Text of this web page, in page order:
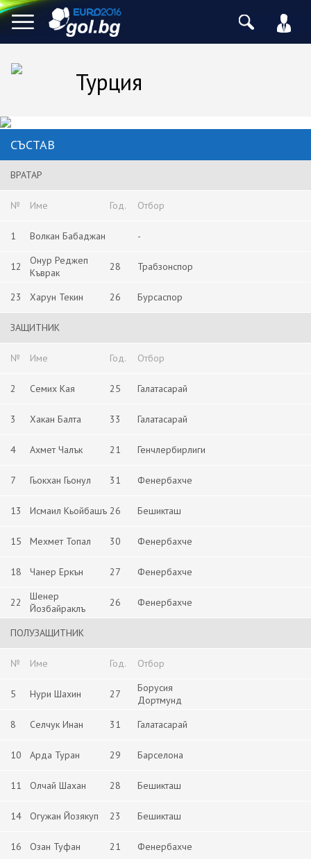
Турция
СЪСТАВ
ВРАТАР
№ Име Год. Отбор
1 Волкан Бабаджан -
12
Онур Реджеп
Къврак
28 Трабзонспор
23 Харун Текин 26 Бурсаспор
ЗАЩИТНИК
№ Име Год. Отбор
2 Семих Кая 25 Галатасарай
3 Хакан Балта 33 Галатасарай
4 Ахмет Чалък 21 Генчлербирлиги
7 Гьокхан Гьонул 31 Фенербахче
13 Исмаил Кьойбашъ 26 Бешикташ
15 Мехмет Топал 30 Фенербахче
18 Чанер Еркън 27 Фенербахче
22
Шенер
Йозбайраклъ
26 Фенербахче
ПОЛУЗАЩИТНИК
№ Име Год. Отбор
5 Нури Шахин 27
Борусия
Дортмунд
8
Селчук Инан 31 Галатасарай
10 Арда Туран 29 Барселона
11 Олчай Шахан 28 Бешикташ
14 Огужан Йозякуп 23 Бешикташ
16 Озан Туфан 21 Фенербахче